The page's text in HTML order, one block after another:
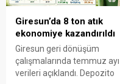
gerektiğini söyledi.
Giresun’da 8 ton atık
ekonomiye kazandırıldı
Giresun geri dönüşüm
çalışmalarında temmuz ayı
verileri açıklandı. Depozito